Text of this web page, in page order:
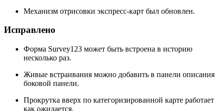
Механизм отрисовки экспресс-карт был обновлен.
Исправлено
Форма Survey123 может быть встроена в историю
несколько раз.
Живые встраивания можно добавить в панели описания
боковой панели.
Прокрутка вверх по категоризированной карте работает
как ожидается.